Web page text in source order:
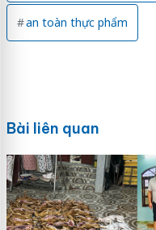
an toàn thực phẩm
Bài liên quan